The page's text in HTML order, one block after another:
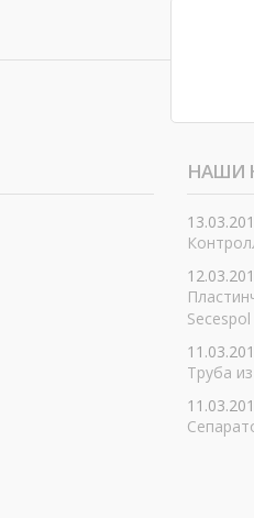
НАШИ
Secespol
Труба